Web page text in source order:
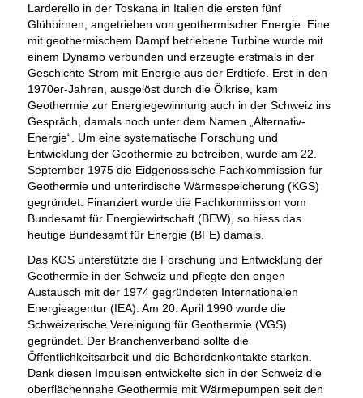
Larderello in der Toskana in Italien die ersten fünf
Glühbirnen, angetrieben von geothermischer Energie. Eine
mit geothermischem Dampf betriebene Turbine wurde mit
einem Dynamo verbunden und erzeugte erstmals in der
Geschichte Strom mit Energie aus der Erdtiefe. Erst in den
1970er-Jahren, ausgelöst durch die Ölkrise, kam
Geothermie zur Energiegewinnung auch in der Schweiz ins
Gespräch, damals noch unter dem Namen „Alternativ-
Energie“. Um eine systematische Forschung und
Entwicklung der Geothermie zu betreiben, wurde am 22.
September 1975 die Eidgenössische Fachkommission für
Geothermie und unterirdische Wärmespeicherung (KGS)
gegründet. Finanziert wurde die Fachkommission vom
Bundesamt für Energiewirtschaft (BEW), so hiess das
heutige Bundesamt für Energie (BFE) damals.
Das KGS unterstützte die Forschung und Entwicklung der
Geothermie in der Schweiz und pflegte den engen
Austausch mit der 1974 gegründeten Internationalen
Energieagentur (IEA). Am 20. April 1990 wurde die
Schweizerische Vereinigung für Geothermie (VGS)
gegründet. Der Branchenverband sollte die
Öffentlichkeitsarbeit und die Behördenkontakte stärken.
Dank diesen Impulsen entwickelte sich in der Schweiz die
oberflächennahe Geothermie mit Wärmepumpen seit den